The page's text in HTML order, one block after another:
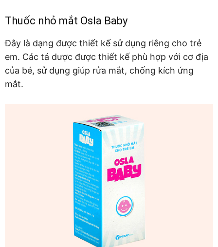
Thuốc nhỏ mắt Osla Baby
Đây là dạng được thiết kế sử dụng riêng cho trẻ
em. Các tá dược được thiết kế phù hợp với cơ địa
của bé, sử dụng giúp rửa mắt, chống kích ứng
mắt.